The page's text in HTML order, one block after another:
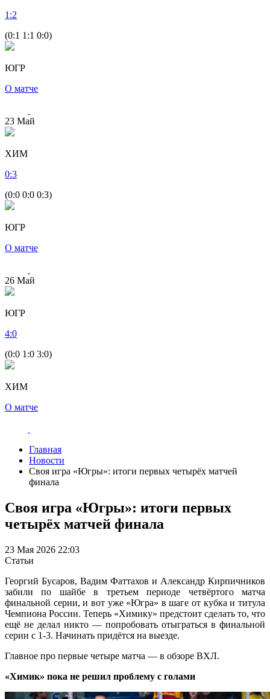
1 :2
(0:1 1:1 0:0)
ЮГР
О матче
23 Май
ХИМ
0:3
(0:0 0:0 0:3)
ЮГР
О матче
26 Май
ЮГР
4:0
(0:0 1:0 3:0)
ХИМ
О матче
Главная
Новости
Своя игра «Югры»: итоги первых четырёх матчей
финала
Своя игра «Югры»: итоги первых
четырёх матчей финала
23 Мая 2026 22:03
Статьи
Георгий Бусаров, Вадим Фаттахов и Александр Кирпичников
забили по шайбе в третьем периоде четвёртого матча
финальной серии, и вот уже «Югра» в шаге от кубка и титула
Чемпиона России. Теперь «Химику» предстоит сделать то, что
ещё не делал никто — попробовать отыграться в финальной
серии с 1-3. Начинать придётся на выезде.
Главное про первые четыре матча — в обзоре ВХЛ.
«Химик» пока не решил проблему с голами